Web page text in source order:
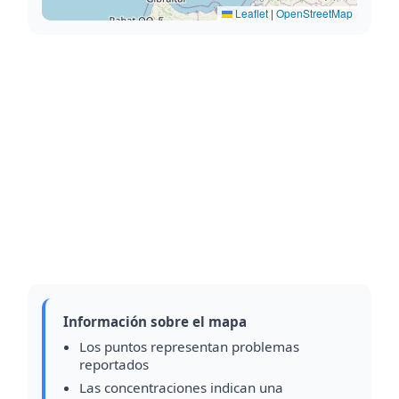
Leaflet | OpenStreetMap
Información sobre el mapa
Los puntos representan problemas
reportados
Las concentraciones indican una